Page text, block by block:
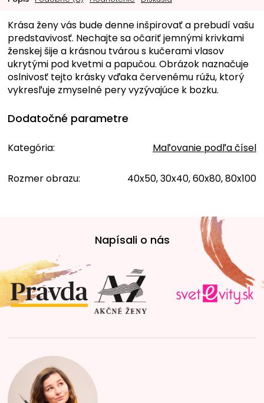
Krása ženy vás bude denne inšpirovať a prebudí vašu
predstavivosť. Nechajte sa očariť jemnými krivkami
ženskej šije a krásnou tvárou s kučerami vlasov
ukrytými pod kvetmi a papučou. Obrázok naznačuje
oslnivosť tejto krásky vďaka červenému rúžu, ktorý
vykresľuje zmyselné pery vyzývajúce k bozku.
Dodatočné parametre
Kategória: Maľovanie podľa čísel
Rozmer obrazu: 40x50, 30x40, 60x80, 80x100
t
i
e
Napísali o nás